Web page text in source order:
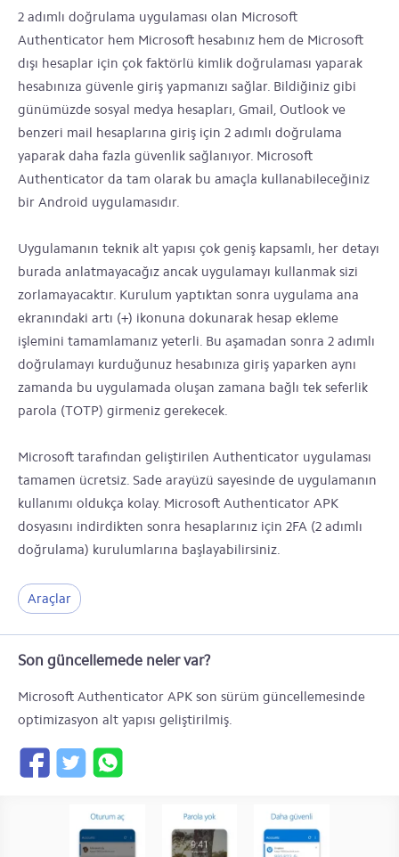
2 adımlı doğrulama uygulaması olan Microsoft
Authenticator hem Microsoft hesabınız hem de Microsoft
dışı hesaplar için çok faktörlü kimlik doğrulaması yaparak
hesabınıza güvenle giriş yapmanızı sağlar. Bildiğiniz gibi
günümüzde sosyal medya hesapları, Gmail, Outlook ve
benzeri mail hesaplarına giriş için 2 adımlı doğrulama
yaparak daha fazla güvenlik sağlanıyor. Microsoft
Authenticator da tam olarak bu amaçla kullanabileceğiniz
bir Android uygulamasıdır.
Uygulamanın teknik alt yapısı çok geniş kapsamlı, her detayı
burada anlatmayacağız ancak uygulamayı kullanmak sizi
zorlamayacaktır. Kurulum yaptıktan sonra uygulama ana
ekranındaki artı (+) ikonuna dokunarak hesap ekleme
işlemini tamamlamanız yeterli. Bu aşamadan sonra 2 adımlı
doğrulamayı kurduğunuz hesabınıza giriş yaparken aynı
zamanda bu uygulamada oluşan zamana bağlı tek seferlik
parola (TOTP) girmeniz gerekecek.
Microsoft tarafından geliştirilen Authenticator uygulaması
tamamen ücretsiz. Sade arayüzü sayesinde de uygulamanın
kullanımı oldukça kolay. Microsoft Authenticator APK
dosyasını indirdikten sonra hesaplarınız için 2FA (2 adımlı
doğrulama) kurulumlarına başlayabilirsiniz.
Araçlar
Son güncellemede neler var?
Microsoft Authenticator APK son sürüm güncellemesinde
optimizasyon alt yapısı geliştirilmiş.